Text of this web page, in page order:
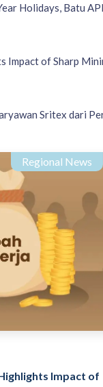
Holidays, Batu
of Sharp
Sritex dari
Regional News
Impact of